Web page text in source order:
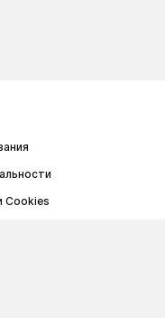
Cookies